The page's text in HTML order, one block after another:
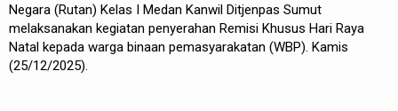
Negara (Rutan) Kelas I Medan Kanwil Ditjenpas Sumut
melaksanakan kegiatan penyerahan Remisi Khusus Hari Raya
Natal kepada warga binaan pemasyarakatan (WBP). Kamis
(25/12/2025).